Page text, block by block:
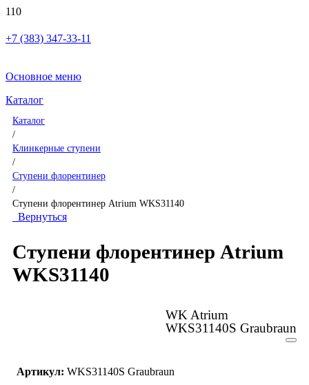
+7 (383) 347-33-11
Основное меню
Каталог
Каталог
/
Клинкерные ступени
/
Ступени флорентинер
/
Ступени флорентинер Atrium WKS31140
Вернуться
Ступени флорентинер Atrium
WKS31140
WK Atrium
WKS31140S Graubraun
Артикул: WKS31140S Graubraun